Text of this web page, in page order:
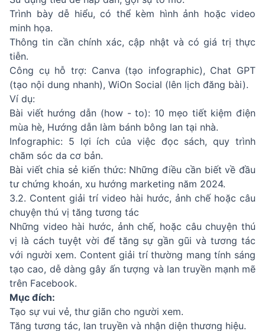
Trình bày dễ hiểu, có thể kèm hình ảnh hoặc video
minh họa.
Thông tin cần chính xác, cập nhật và có giá trị thực
tiễn.
Công cụ hỗ trợ: Canva (tạo infographic), Chat GPT
(tạo nội dung nhanh), WiOn Social (lên lịch đăng bài).
Ví dụ:
Bài viết hướng dẫn (how - to): 10 mẹo tiết kiệm điện
mùa hè, Hướng dẫn làm bánh bông lan tại nhà.
Infographic: 5 lợi ích của việc đọc sách, quy trình
chăm sóc da cơ bản.
Bài viết chia sẻ kiến thức: Những điều cần biết về đầu
tư chứng khoán, xu hướng marketing năm 2024.
3.2. Content giải trí video hài hước, ảnh chế hoặc câu
chuyện thú vị tăng tương tác
Những video hài hước, ảnh chế, hoặc câu chuyện thú
vị là cách tuyệt vời để tăng sự gần gũi và tương tác
với người xem. Content giải trí thường mang tính sáng
tạo cao, dễ dàng gây ấn tượng và lan truyền mạnh mẽ
trên Facebook.
Mục đích:
Tạo sự vui vẻ, thư giãn cho người xem.
Tăng tương tác, lan truyền và nhận diện thương hiệu.